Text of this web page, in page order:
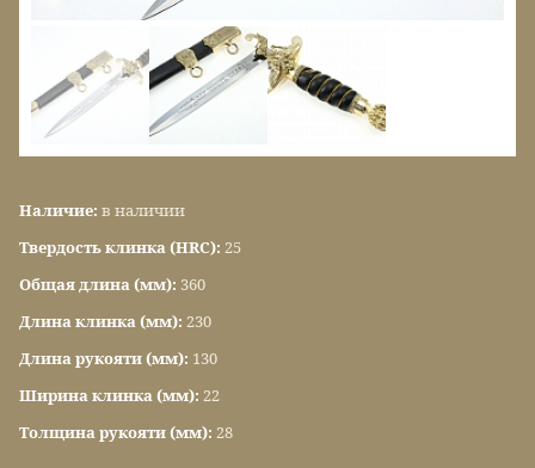
Наличие: в наличии
Твердость клинка (HRC): 25
Общая длина (мм): 360
Длина клинка (мм): 230
Длина рукояти (мм): 130
Ширина клинка (мм): 22
Толщина рукояти (мм): 28